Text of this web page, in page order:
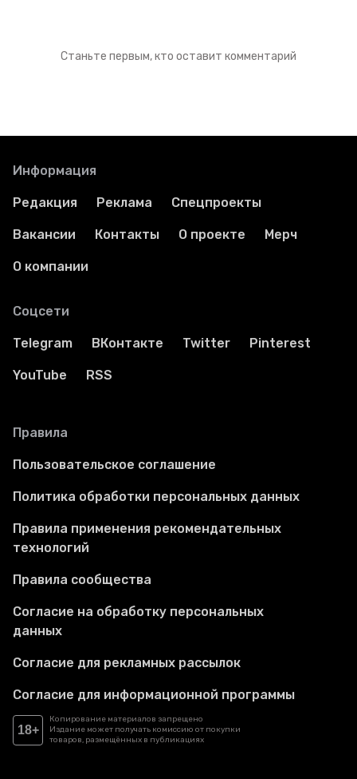
Станьте первым, кто оставит комментарий
Информация
Редакция Реклама Спецпроекты
Вакансии Контакты О проекте Мерч
О компании
Соцсети
Telegram ВКонтакте Twitter Pinterest
YouTube RSS
Правила
Пользовательское соглашение
Политика обработки персональных данных
Правила применения рекомендательных
технологий
Правила сообщества
Согласие на обработку персональных
данных
Согласие для рекламных рассылок
Согласие для информационной программы
18+
Копирование материалов запрещено
Издание может получать комиссию от покупки
товаров, размещённых в публикациях